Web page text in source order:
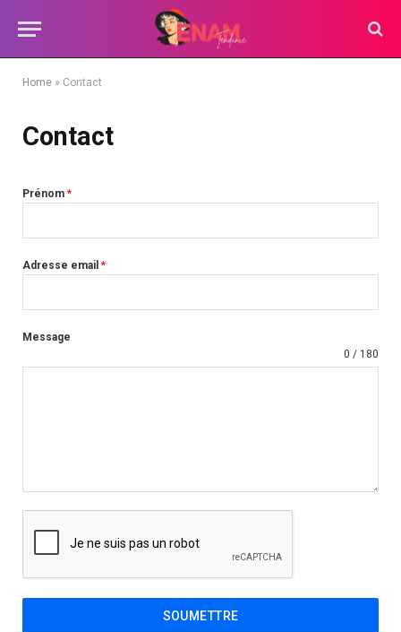
Home » Contact
Contact
Prénom *
Adresse email *
Message
0 / 180
SOUMETTRE